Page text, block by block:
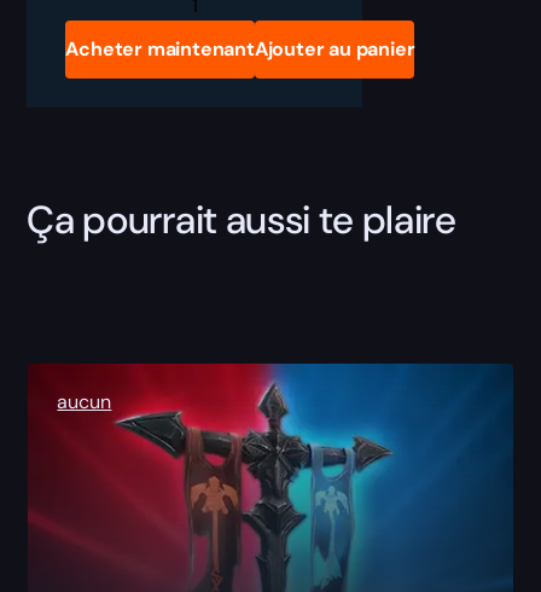
of
Honor
quantity
Acheter maintenantAjouter au panier
Ça pourrait aussi te plaire
aucun